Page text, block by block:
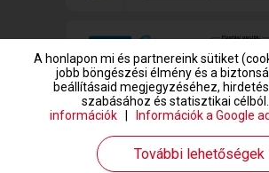
www.randivonal.hu © Copyright 1999-2026
A honlapon mi és partnereink sütiket
jobb böngészési élmény és a
beállításaid megjegyzéséhez,
szabásához és statisztikai célból.
információk
Információk a Google
További lehetőségek